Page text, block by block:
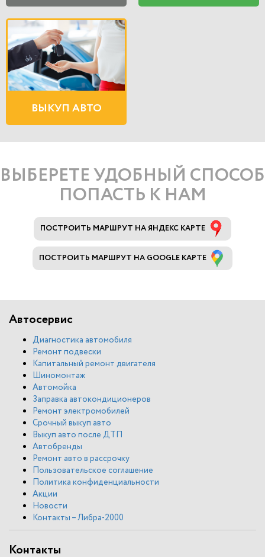
ВЫКУП АВТО
ВЫБЕРЕТЕ УДОБНЫЙ СПОСОБ
ПОПАСТЬ К НАМ
ПОСТРОИТЬ МАРШРУТ НА ЯНДЕКС КАРТЕ
ПОСТРОИТЬ МАРШРУТ НА GOOGLE КАРТЕ
Автосервис
Диагностика автомобиля
Ремонт подвески
Капитальный ремонт двигателя
Шиномонтаж
Автомойка
Заправка автокондиционеров
Ремонт электромобилей
Срочный выкуп авто
Выкуп авто после ДТП
Автобренды
Ремонт авто в рассрочку
Пользовательское соглашение
Политика конфиденциальности
Акции
Новости
Контакты – Либра-2000
Контакты